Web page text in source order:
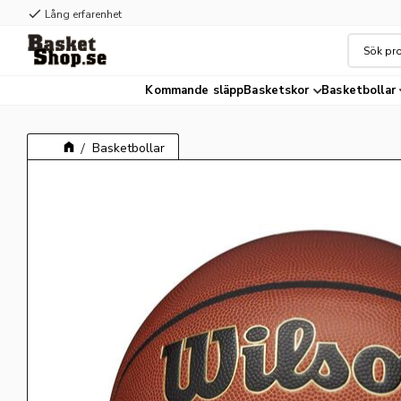
check Lång erfarenhet
Kommande släppBasketskor Basketbollar
Basketbollar